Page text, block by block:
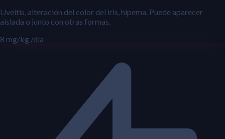
Uveítis, alteración del color del iris, hipema. Puede aparecer
aislada o junto con otras formas.
8 mg/kg /día